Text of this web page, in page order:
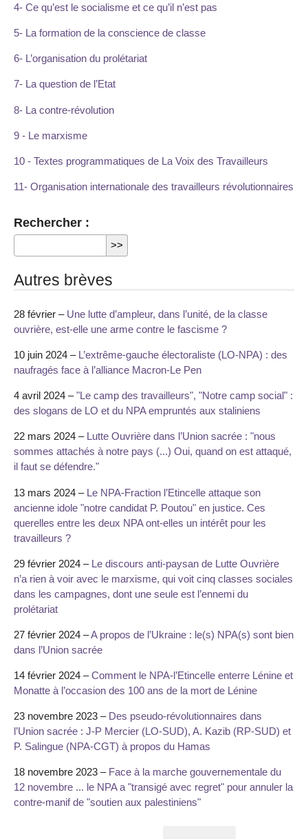
4- Ce qu’est le socialisme et ce qu’il n’est pas
5- La formation de la conscience de classe
6- L’organisation du prolétariat
7- La question de l’Etat
8- La contre-révolution
9 - Le marxisme
10 - Textes programmatiques de La Voix des Travailleurs
11- Organisation internationale des travailleurs révolutionnaires
Rechercher :
Autres brèves
28 février – Une lutte d’ampleur, dans l’unité, de la classe
ouvrière, est-elle une arme contre le fascisme ?
10 juin 2024 – L’extrême-gauche électoraliste (LO-NPA) : des
naufragés face à l’alliance Macron-Le Pen
4 avril 2024 –"Le camp des travailleurs", "Notre camp social" :
des slogans de LO et du NPA empruntés aux staliniens
22 mars 2024 – Lutte Ouvrière dans l’Union sacrée : "nous
sommes attachés à notre pays (...) Oui, quand on est attaqué,
il faut se défendre."
13 mars 2024 – Le NPA-Fraction l’Etincelle attaque son
ancienne idole "notre candidat P. Poutou" en justice. Ces
querelles entre les deux NPA ont-elles un intérêt pour les
travailleurs ?
29 février 2024 – Le discours anti-paysan de Lutte Ouvrière
n’a rien à voir avec le marxisme, qui voit cinq classes sociales
dans les campagnes, dont une seule est l’ennemi du
prolétariat
27 février 2024 –A propos de l’Ukraine : le(s) NPA(s) sont bien
dans l’Union sacrée
14 février 2024 –Comment le NPA-l’Etincelle enterre Lénine et
Monatte à l’occasion des 100 ans de la mort de Lénine
23 novembre 2023 – Des pseudo-révolutionnaires dans
l’Union sacrée : J-P Mercier (LO-SUD), A. Kazib (RP-SUD) et
P. Salingue (NPA-CGT) à propos du Hamas
18 novembre 2023 – Face à la marche gouvernementale du
12 novembre ... le NPA a "transigé avec regret" pour annuler la
contre-manif de "soutien aux palestiniens"